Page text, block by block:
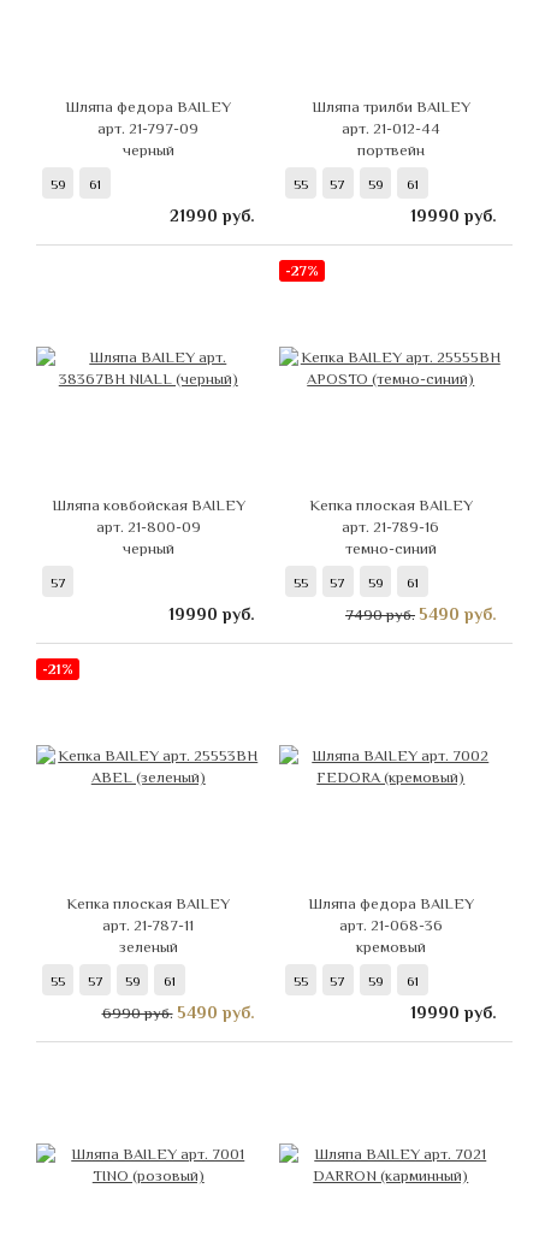
Шляпа федора BAILEY
арт. 21-797-09
черный
59 61
21990 руб.
Шляпа трилби BAILEY
арт. 21-012-44
портвейн
55 57 59 61
19990 руб.
Шляпа ковбойская BAILEY
арт. 21-800-09
черный
57
19990 руб.
-27%
Кепка плоская BAILEY
арт. 21-789-16
темно-синий
55 57 59 61
7490 руб. 5490 руб.
-21%
Кепка плоская BAILEY
арт. 21-787-11
зеленый
55 57 59 61
6990 руб. 5490 руб.
Шляпа федора BAILEY
арт. 21-068-36
кремовый
55 57 59 61
19990 руб.